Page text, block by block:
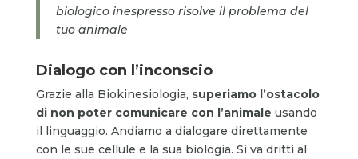
biologico inespresso risolve il problema del
tuo animale
Dialogo con l’inconscio
Grazie alla Biokinesiologia, superiamo l’ostacolo
di non poter comunicare con l’animale usando
il linguaggio. Andiamo a dialogare direttamente
con le sue cellule e la sua biologia. Si va dritti al